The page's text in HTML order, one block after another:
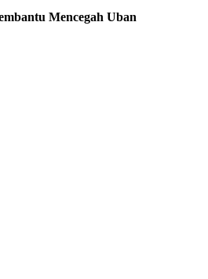
Mencegah Uban